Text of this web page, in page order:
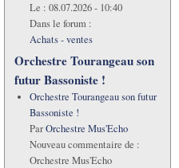
Le : 08.07.2026 - 10:40
Dans le forum :
Achats - ventes
Orchestre Tourangeau son
futur Bassoniste !
Orchestre Tourangeau son futur
Bassoniste !
ParOrchestre Mus'Echo
Nouveau commentaire de :
Orchestre Mus'Echo